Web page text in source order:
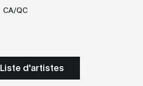
CA/QC
Liste d'artistes